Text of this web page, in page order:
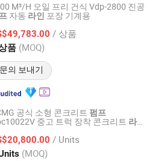
M³/H 오일 프리 건식 Vdp-2800 진공
자동 라인 포장 기계용
/ 상품
품 (MOQ)
문의 보내기
Group Co., Ltd.
이후 2026
공식 소형 콘크리트 펌프
중고 트럭 장착 콘크리트 라인
/ Units
(MOQ)
이후 2013